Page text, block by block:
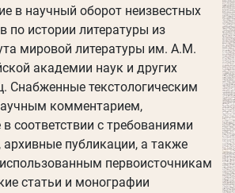
в научный оборот неизвестных
по истории литературы из
мировой литературы им. А.М.
академии наук и других
Снабженные текстологическим
комментарием,
соответствии с требованиями
архивные публикации, а также
первоисточникам
статьи и монографии